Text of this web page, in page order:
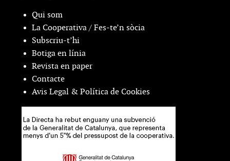
Qui som
La Cooperativa / Fes-te’n sòcia
Subscriu-t’hi
Botiga en línia
Revista en paper
Contacte
Avis Legal & Política de Cookies